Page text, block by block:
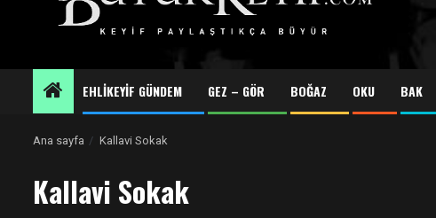
EHLİKEYİF GÜNDEM GEZ – GÖR BOĞAZ OKU BAK
Ana sayfa Kallavi Sokak
Kallavi Sokak